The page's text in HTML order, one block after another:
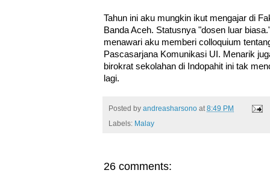
Tahun ini aku mungkin ikut mengajar di
Banda Aceh. Statusnya "dosen luar
menawari aku memberi colloquium
Pascasarjana Komunikasi UI. Menarik
birokrat sekolahan di Indopahit ini tak
lagi.
Posted by andreasharsono at 8:49 PM
Labels: Malay
26 comments: